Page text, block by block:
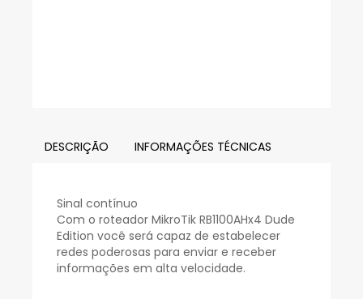
DESCRIÇÃO INFORMAÇÕES TÉCNICAS
Sinal contínuo
Com o roteador MikroTik RB1100AHx4 Dude
Edition você será capaz de estabelecer
redes poderosas para enviar e receber
informações em alta velocidade.